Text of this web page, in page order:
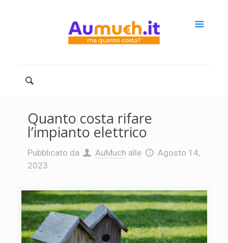
Quanto costa rifare
l’impianto elettrico
Pubblicato da AuMuch alle
Agosto 14,
2023